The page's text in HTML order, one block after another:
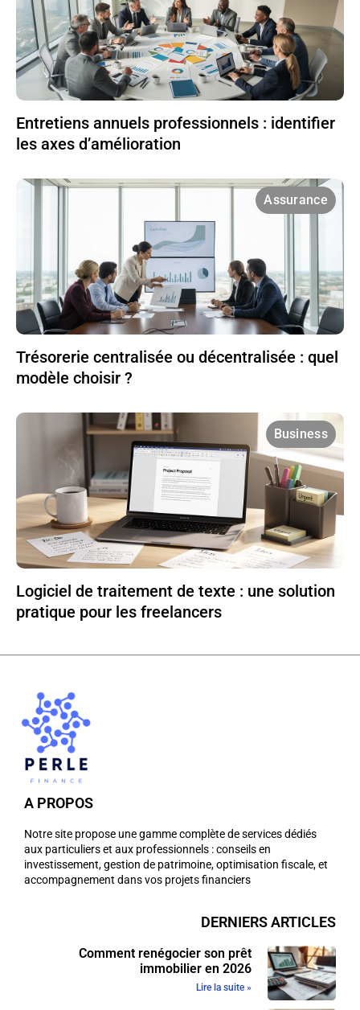
Entretiens annuels professionnels : identifier
les axes d’amélioration
Assurance
Trésorerie centralisée ou décentralisée : quel
modèle choisir ?
Business
Logiciel de traitement de texte : une solution
pratique pour les freelancers
A PROPOS
Notre site propose une gamme complète de services dédiés
aux particuliers et aux professionnels : conseils en
investissement, gestion de patrimoine, optimisation fiscale, et
accompagnement dans vos projets financiers
DERNIERS ARTICLES
Comment renégocier son prêt
immobilier en 2026
Lire la suite »